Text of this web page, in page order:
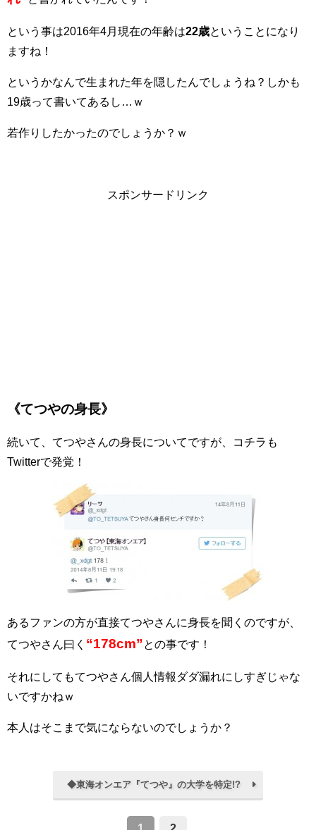
という事は2016年4月現在の年齢は22歳ということになり
ますね！
というかなんで生まれた年を隠したんでしょうね？しかも
19歳って書いてあるし…ｗ
若作りしたかったのでしょうか？ｗ
スポンサードリンク
《てつやの身長》
続いて、てつやさんの身長についてですが、コチラも
Twitterで発覚！
あるファンの方が直接てつやさんに身長を聞くのですが、
てつやさん曰く “178cm” との事です！
それにしてもてつやさん個人情報ダダ漏れにしすぎじゃな
いですかねｗ
本人はそこまで気にならないのでしょうか？
◆東海オンエア『てつや』の大学を特定!?